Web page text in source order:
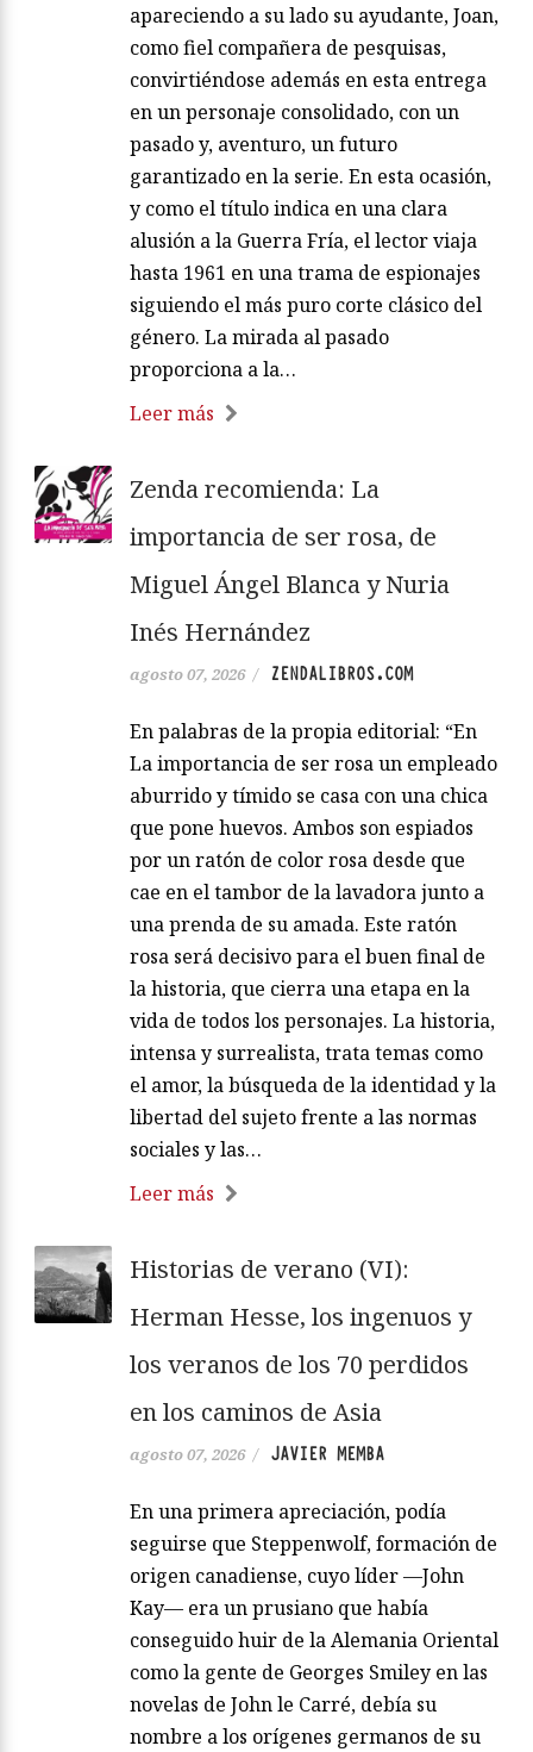
apareciendo a su lado su ayudante, Joan,
como fiel compañera de pesquisas,
convirtiéndose además en esta entrega
en un personaje consolidado, con un
pasado y, aventuro, un futuro
garantizado en la serie. En esta ocasión,
y como el título indica en una clara
alusión a la Guerra Fría, el lector viaja
hasta 1961 en una trama de espionajes
siguiendo el más puro corte clásico del
género. La mirada al pasado
proporciona a la…
Leer más
Zenda recomienda: La
importancia de ser rosa, de
Miguel Ángel Blanca y Nuria
Inés Hernández
agosto 07, 2026 / ZENDALIBROS.COM
En palabras de la propia editorial: “En
La importancia de ser rosa un empleado
aburrido y tímido se casa con una chica
que pone huevos. Ambos son espiados
por un ratón de color rosa desde que
cae en el tambor de la lavadora junto a
una prenda de su amada. Este ratón
rosa será decisivo para el buen final de
la historia, que cierra una etapa en la
vida de todos los personajes. La historia,
intensa y surrealista, trata temas como
el amor, la búsqueda de la identidad y la
libertad del sujeto frente a las normas
sociales y las…
Leer más
Historias de verano (VI):
Herman Hesse, los ingenuos y
los veranos de los 70 perdidos
en los caminos de Asia
agosto 07, 2026 / JAVIER MEMBA
En una primera apreciación, podía
seguirse que Steppenwolf, formación de
origen canadiense, cuyo líder —John
Kay— era un prusiano que había
conseguido huir de la Alemania Oriental
como la gente de Georges Smiley en las
novelas de John le Carré, debía su
nombre a los orígenes germanos de su